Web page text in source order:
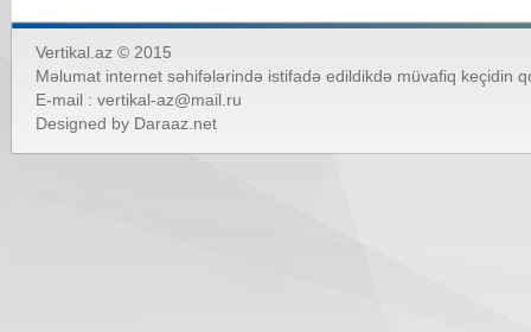
Vertikal.az © 2015
Məlumat internet səhifələrində istifadə edildikdə müvafiq keçidin
E-mail : vertikal-az@mail.ru
Designed by Daraaz.net